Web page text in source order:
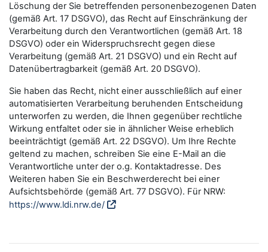
Löschung der Sie betreffenden personenbezogenen Daten
(gemäß Art. 17 DSGVO), das Recht auf Einschränkung der
Verarbeitung durch den Verantwortlichen (gemäß Art. 18
DSGVO) oder ein Widerspruchsrecht gegen diese
Verarbeitung (gemäß Art. 21 DSGVO) und ein Recht auf
Datenübertragbarkeit (gemäß Art. 20 DSGVO).
Sie haben das Recht, nicht einer ausschließlich auf einer
automatisierten Verarbeitung beruhenden Entscheidung
unterworfen zu werden, die Ihnen gegenüber rechtliche
Wirkung entfaltet oder sie in ähnlicher Weise erheblich
beeinträchtigt (gemäß Art. 22 DSGVO). Um Ihre Rechte
geltend zu machen, schreiben Sie eine E-Mail an die
Verantwortliche unter der o.g. Kontaktadresse. Des
Weiteren haben Sie ein Beschwerderecht bei einer
Aufsichtsbehörde (gemäß Art. 77 DSGVO). Für NRW:
https://www.ldi.nrw.de/